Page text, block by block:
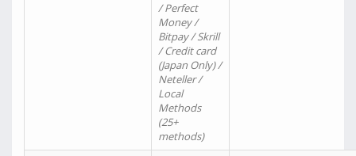
/ Perfect
Money /
Bitpay / Skrill
/ Credit card
(Japan Only) /
Neteller /
Local
Methods
(25+
methods)